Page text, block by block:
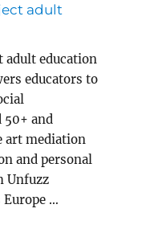
adult
adult education
educators to
50+ and
art mediation
and personal
Unfuzz
…
adult education“